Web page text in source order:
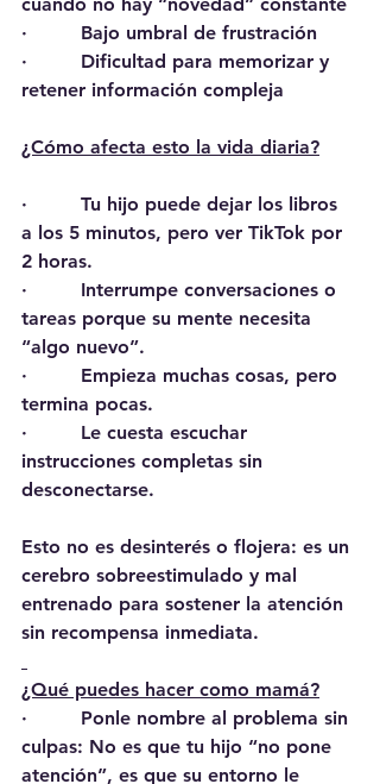
cuando no hay “novedad” constante
·         Bajo umbral de frustración
·         Dificultad para memorizar y
retener información compleja
¿Cómo afecta esto la vida diaria?
·         Tu hijo puede dejar los libros
a los 5 minutos, pero ver TikTok por
2 horas.
·         Interrumpe conversaciones o
tareas porque su mente necesita
“algo nuevo”.
·         Empieza muchas cosas, pero
termina pocas.
·         Le cuesta escuchar
instrucciones completas sin
desconectarse.
Esto no es desinterés o flojera: es un
cerebro sobreestimulado y mal
entrenado para sostener la atención
sin recompensa inmediata.
¿Qué puedes hacer como mamá?
·         Ponle nombre al problema sin
culpas: No es que tu hijo “no pone
atención”, es que su entorno le